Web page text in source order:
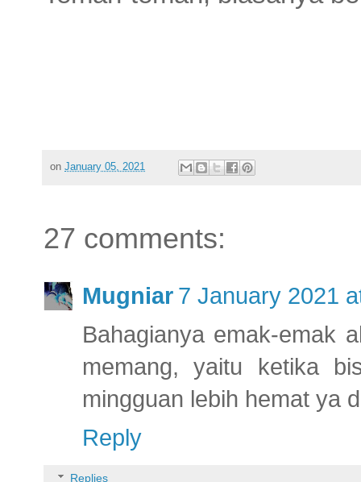
on January 05, 2021
27 comments:
Mugniar 7 January 2021
Bahagianya emak-emak
memang, yaitu ketika
mingguan lebih hemat ya
Reply
Replies